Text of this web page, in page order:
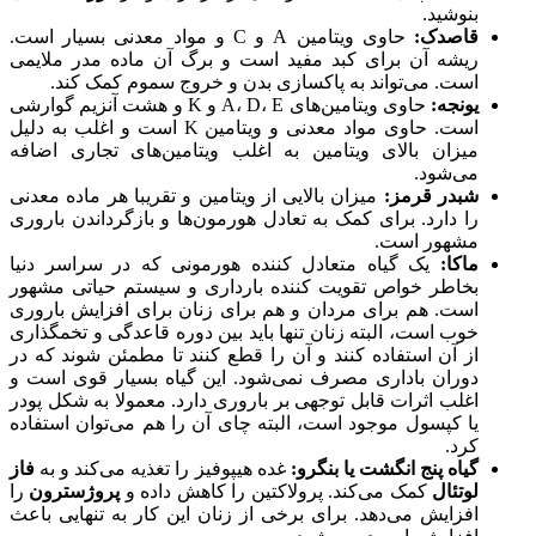
بنوشید.
قاصدک:
حاوی ویتامین A و C و مواد معدنی بسیار است.
ریشه آن برای کبد مفید است و برگ آن ماده مدر ملایمی
است. می‌تواند به پاکسازی بدن و خروج سموم کمک کند.
یونجه:
حاوی ویتامین‌های A، D، E و K و هشت آنزیم گوارشی
است. حاوی مواد معدنی و ویتامین K است و اغلب به دلیل
میزان بالای ویتامین به اغلب ویتامین‌های تجاری اضافه
می‌شود.
شبدر قرمز: میزان بالایی از ویتامین و تقریبا هر ماده معدنی
را دارد. برای کمک به تعادل هورمون‌ها و بازگرداندن باروری
مشهور است.
ماکا: یک گیاه متعادل کننده هورمونی که در سراسر دنیا
بخاطر خواص تقویت کننده بارداری و سیستم حیاتی مشهور
است. هم برای مردان و هم برای زنان برای افزایش باروری
خوب است، البته زنان تنها باید بین دوره قاعدگی و تخمگذاری
از آن استفاده کنند و آن را قطع کنند تا مطمئن شوند که در
دوران باداری مصرف نمی‌شود. این گیاه بسیار قوی است و
اغلب اثرات قابل توجهی بر باروری دارد. معمولا به شکل پودر
یا کپسول موجود است، البته چای آن را هم می‌توان استفاده
کرد.
گیاه پنج انگشت یا بنگرو: غده هیپوفیز را تغذیه می‌کند و به فاز
لوتئال کمک می‌کند. پرولاکتین را کاهش داده و پروژسترون را
افزایش می‌دهد. برای برخی از زنان این کار به تنهایی باعث